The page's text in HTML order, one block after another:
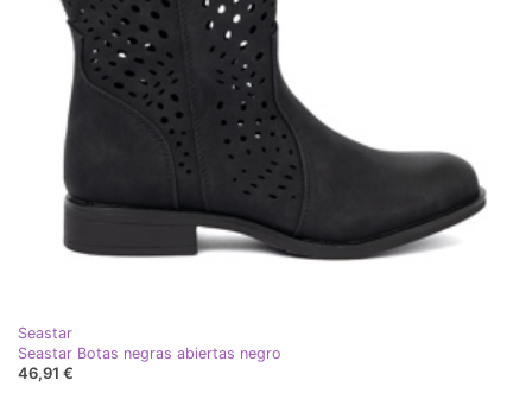
Seastar
Seastar Botas negras abiertas negro
46,91 €